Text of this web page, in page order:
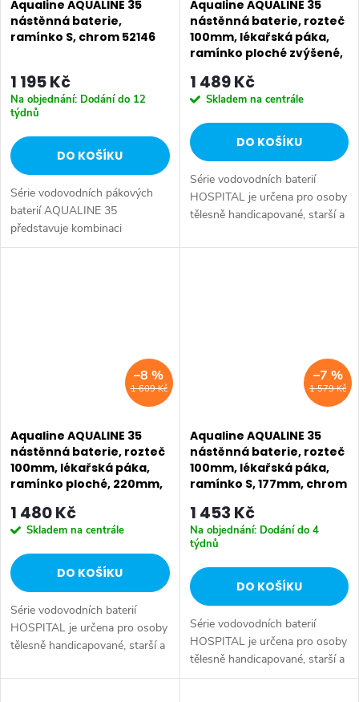
Aqualine AQUALINE 35
nástěnná baterie,
ramínko S, chrom 52146
1 195 Kč
Na objednání: Dodání do 12
týdnů
DO KOŠÍKU
Série vodovodních pákových
baterií AQUALINE 35
představuje kombinaci
tradičního jednoduchého
Aqualine AQUALINE 35
nástěnná baterie, rozteč
100mm, lékařská páka,
ramínko ploché zvýšené,
1 489 Kč
Skladem na centrále
DO KOŠÍKU
Série vodovodních baterií
HOSPITAL je určena pro osoby
tělesně handicapované, starší a
potřebují speciálně upravené
1 609 Kč
–8 %
Aqualine AQUALINE 35
nástěnná baterie, rozteč
100mm, lékařská páka,
ramínko ploché, 220mm,
1 480 Kč
Skladem na centrále
DO KOŠÍKU
Série vodovodních baterií
HOSPITAL je určena pro osoby
tělesně handicapované, starší a
potřebují speciálně upravené
1 579 Kč
–7 %
Aqualine AQUALINE 35
nástěnná baterie, rozteč
100mm, lékařská páka,
ramínko S, 177mm, chrom
1 453 Kč
Na objednání: Dodání do 4
týdnů
DO KOŠÍKU
Série vodovodních baterií
HOSPITAL je určena pro osoby
tělesně handicapované, starší a
s omezenou pohyblivostí, které